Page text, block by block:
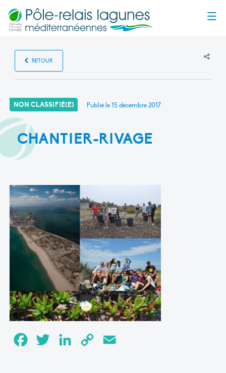
RETOUR
NON CLASSIFIÉ(E) Publié le15 décembre 2017
CHANTIER-RIVAGE
FacebookTwitter LinkedInCopy